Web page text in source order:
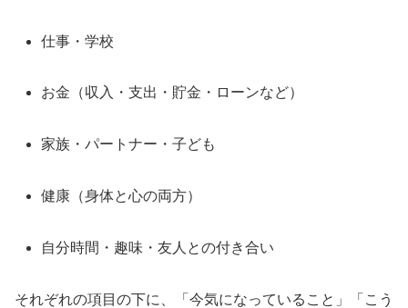
仕事・学校
お金（収入・支出・貯金・ローンなど）
家族・パートナー・子ども
健康（身体と心の両方）
自分時間・趣味・友人との付き合い
それぞれの項目の下に、「今気になっていること」「こう